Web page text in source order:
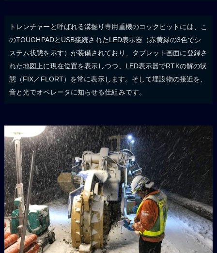
トレンチャーと呼ばれる溝掘り専用重機のコックピットには、こ
のTOUGHPADとUSB接続されたLED表示器（赤黄緑の3色でシ
ステム状態を示す）が装備されており、タブレット画面に登録さ
れた地図上に現在位置を表示しつつ、LED表示器でRTKの解の状
態（FIX／FLORT）を常に表示します。そして埋設物の接近を、
音と光でオペレータに知らせる仕組みです。